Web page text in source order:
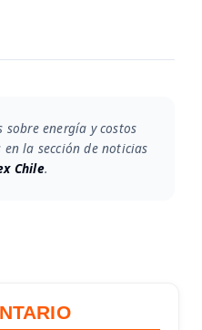
energía y costos
la sección de noticias
Chile.